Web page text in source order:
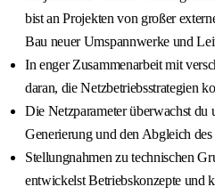
bist an Projekten von großer
Bau neuer Umspannwerke und
In enger Zusammenarbeit mit
daran, die Netzbetriebsstrategien
Die Netzparameter überwachst
Generierung und den Abgleich
Stellungnahmen zu technischen
entwickelst Betriebskonzepte und